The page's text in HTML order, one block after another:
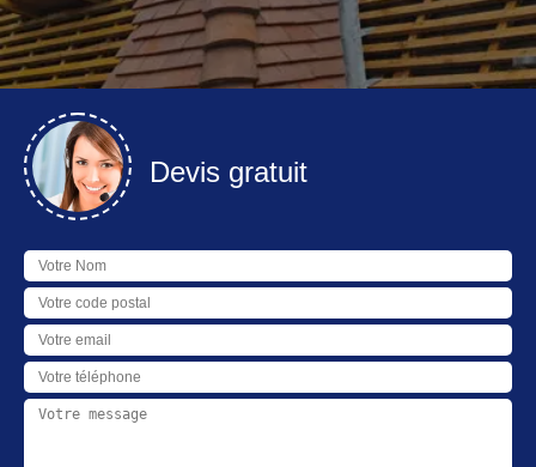
Devis gratuit